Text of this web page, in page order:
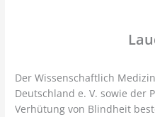
Der Wissenschaftlich
Deutschland e. V. sowie der
Verhütung von Blindheit